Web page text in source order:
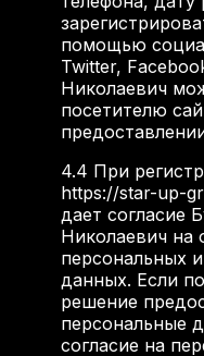
помощью
Twitter,
Николаевич
посетителю
4.4 При
https://star-up-
дает согласие
Николаевич на
персональных
данных. Если
решение
персональные
согласие на